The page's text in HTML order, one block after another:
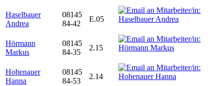
Haselbauer
Andrea
08145
84-42
E.05
Hörmann
Markus
08145
84-35
2.15
Hohenauer
Hanna
08145
84-53
2.14